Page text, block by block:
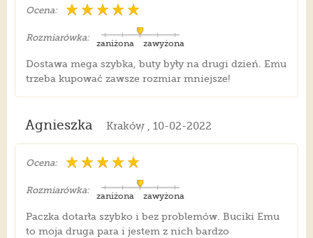
Ocena:
Rozmiarówka:
zawyżona
zaniżona
Dostawa mega szybka, buty były na drugi dzień. Emu
trzeba kupować zawsze rozmiar mniejsze!
Agnieszka Kraków , 10-02-2022
Ocena:
Rozmiarówka:
zawyżona
zaniżona
Paczka dotarła szybko i bez problemów. Buciki Emu
to moja druga para i jestem z nich bardzo